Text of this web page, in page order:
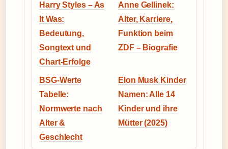
Harry Styles – As
It Was:
Bedeutung,
Songtext und
Chart-Erfolge
Anne Gellinek:
Alter, Karriere,
Funktion beim
ZDF – Biografie
BSG-Werte
Tabelle:
Normwerte nach
Alter &
Geschlecht
Elon Musk Kinder
Namen: Alle 14
Kinder und ihre
Mütter (2025)